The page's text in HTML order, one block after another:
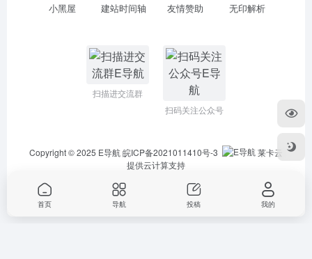
小黑屋
建站时间轴
友情赞助
无印解析
扫描进交流群
扫码关注公众号
Copyright © 2025 E导航皖ICP备2021011410号-3
莱卡云
提供云计算支持
首页 导航 投稿 我的